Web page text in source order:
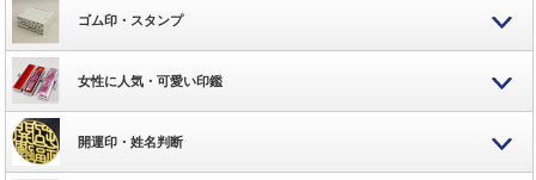
ゴム印・スタンプ
女性に人気・可愛い印鑑
開運印・姓名判断